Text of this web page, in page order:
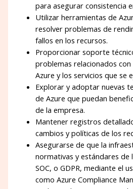
para asegurar consistencia
Utilizar herramientas de
resolver problemas de
fallos en los recursos.
Proporcionar soporte
problemas relacionados
Azure y los servicios que se
Explorar y adoptar nuevas
de Azure que puedan
de la empresa.
Mantener registros
cambios y políticas de los
Asegurarse de que la
normativas y estándares de
SOC, o GDPR, mediante el
como Azure Compliance